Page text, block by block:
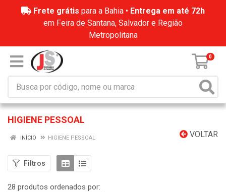
Frete grátis para a Bahia • Entrega em até 72h
em Feira de Santana, Salvador e Região
Metropolitana
0
HIGIENE PESSOAL
VOLTAR
INÍCIO HIGIENE PESSOAL
Filtros
28 produtos ordenados por: